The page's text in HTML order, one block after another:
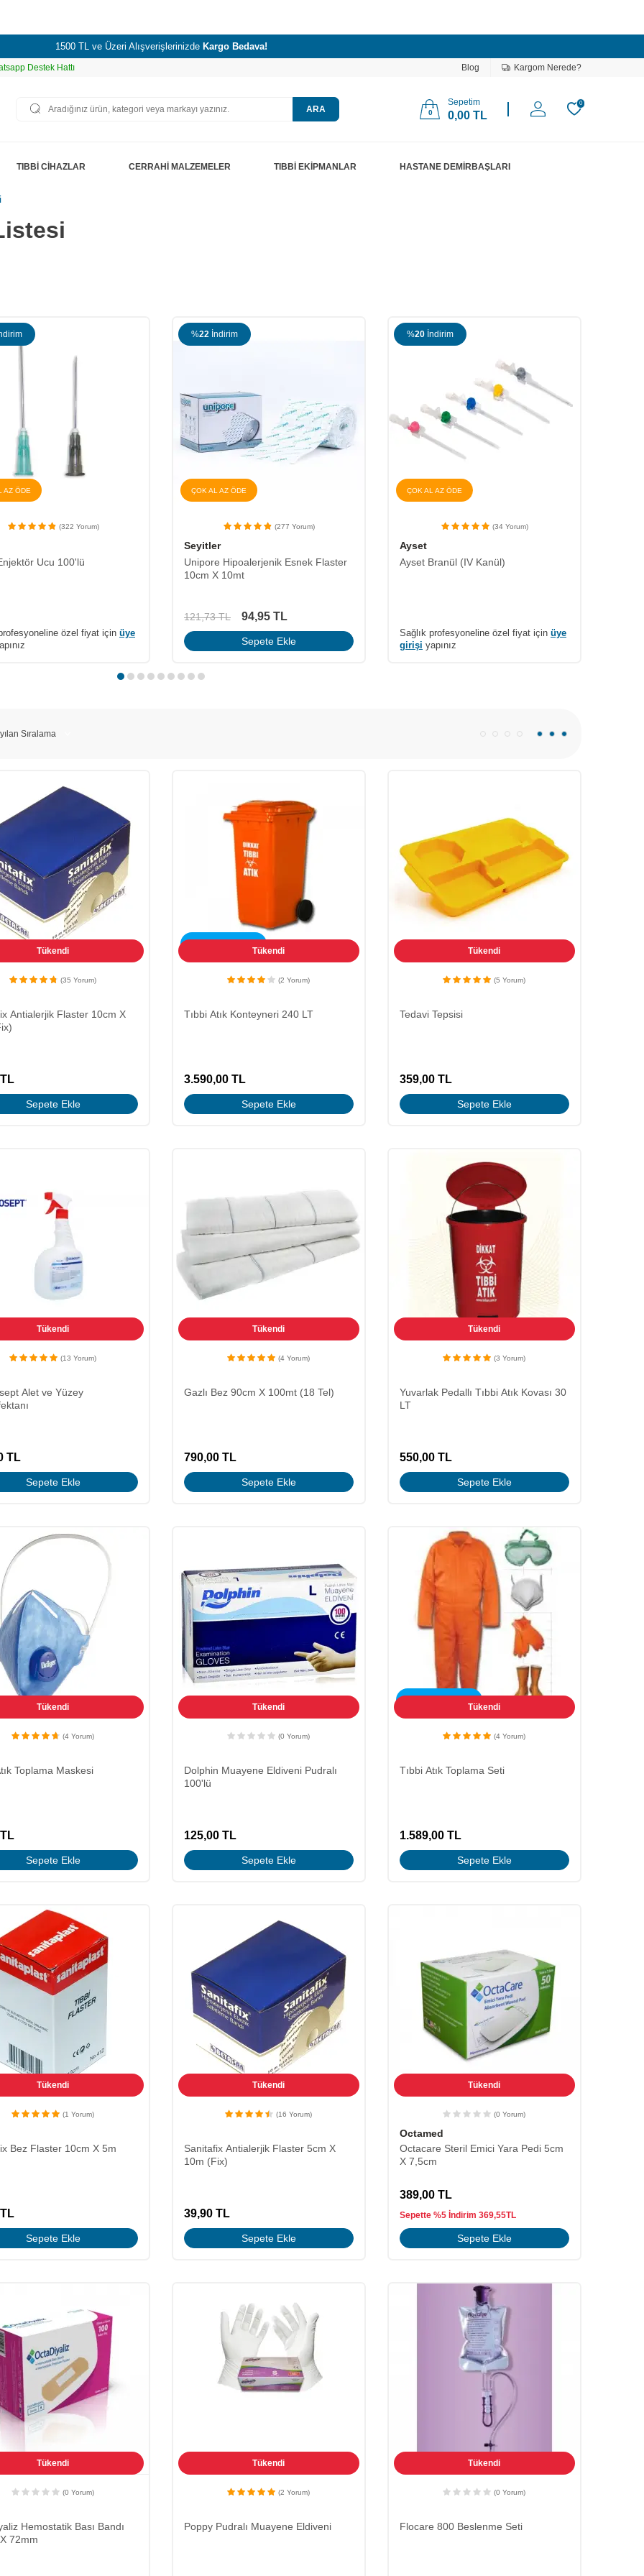
1500 TL ve Üzeri Alışverişlerinizde Kargo Bedava!
Destek Hattı Blog Kargom Nerede?
ARA 0
Sepetim
0,00 TL
0
TIBBİ CİHAZLAR CERRAHİ MALZEMELER TIBBİ EKİPMANLAR HASTANE DEMİRBAŞLARI
AZ ÖDE
(322 Yorum)
Ucu 100'lü
özel fiyat için üye
%22 İndirim
ÇOK AL AZ ÖDE
(277 Yorum)
Seyitler
Unipore Hipoalerjenik Esnek Flaster
10cm X 10mt
121,73TL 94,95 TL
Sepete Ekle
%20 İndirim
ÇOK AL AZ ÖDE
(34 Yorum)
Ayset
Ayset Branül (IV Kanül)
Sağlık profesyoneline özel fiyat için üye
girişi yapınız
Tükendi
(35 Yorum)
Antialerjik Flaster 10cm X
TL
Sepete Ekle
Tükendi
(2 Yorum)
Tıbbi Atık Konteyneri 240 LT
3.590,00TL
Sepete Ekle
Tükendi
(5 Yorum)
Tedavi Tepsisi
359,00TL
Sepete Ekle
Tükendi
(13 Yorum)
Alet ve Yüzey
TL
Sepete Ekle
Tükendi
(4 Yorum)
Gazlı Bez 90cm X 100mt (18 Tel)
790,00TL
Sepete Ekle
Tükendi
(3 Yorum)
Yuvarlak Pedallı Tıbbi Atık Kovası 30
LT
550,00TL
Sepete Ekle
Tükendi
(4 Yorum)
Toplama Maskesi
TL
Sepete Ekle
Tükendi
(0 Yorum)
Dolphin Muayene Eldiveni Pudralı
100'lü
125,00TL
Sepete Ekle
Tükendi
(4 Yorum)
Tıbbi Atık Toplama Seti
1.589,00TL
Sepete Ekle
Tükendi
(1 Yorum)
Bez Flaster 10cm X 5m
TL
Sepete Ekle
Tükendi
(16 Yorum)
Sanitafix Antialerjik Flaster 5cm X
10m (Fix)
39,90TL
Sepete Ekle
Tükendi
(0 Yorum)
Octamed
Octacare Steril Emici Yara Pedi 5cm
X 7,5cm
389,00TL
Sepette %5 İndirim 369,55TL
Sepete Ekle
Tükendi
(0 Yorum)
Hemostatik Bası Bandı
72mm
Tükendi
(2 Yorum)
Poppy Pudralı Muayene Eldiveni
Tükendi
(0 Yorum)
Flocare 800 Beslenme Seti